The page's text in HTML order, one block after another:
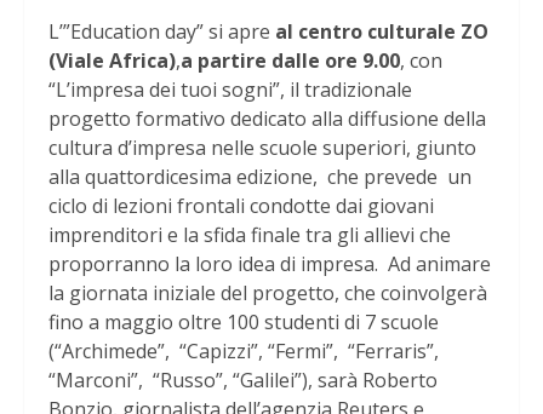
L’”Education day” si apre al centro culturale ZO
(Viale Africa),a partire dalle ore 9.00, con
“L’impresa dei tuoi sogni”, il tradizionale
progetto formativo dedicato alla diffusione della
cultura d’impresa nelle scuole superiori, giunto
alla quattordicesima edizione, che prevede un
ciclo di lezioni frontali condotte dai giovani
imprenditori e la sfida finale tra gli allievi che
proporranno la loro idea di impresa. Ad animare
la giornata iniziale del progetto, che coinvolgerà
fino a maggio oltre 100 studenti di 7 scuole
(“Archimede”, “Capizzi”, “Fermi”, “Ferraris”,
“Marconi”, “Russo”, “Galilei”), sarà Roberto